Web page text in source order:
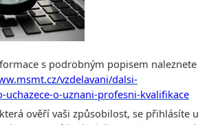
s podrobným popisem naleznete
vzdelavani/dalsi-
uchazece-o-uznani-profesni-kvalifikace
ověří vaši způsobilost, se přihlásíte u